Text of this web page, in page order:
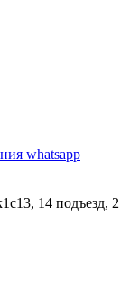
whatsapp
14 подъезд, 2